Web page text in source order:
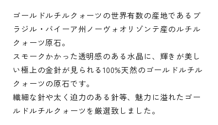
ゴールドルチルクォーツの世界有数の産地であるブ
ラジル・バイーア州ノーヴォオリゾンテ産のルチル
クォーツ原石。
スモークかかった透明感のある水晶に、輝きが美し
い極上の金針が見られる100%天然のゴールドルチル
クォーツの原石です。
繊細な針や太く迫力のある針等、魅力に溢れたゴー
ルドルチルクォーツを厳選致しました。